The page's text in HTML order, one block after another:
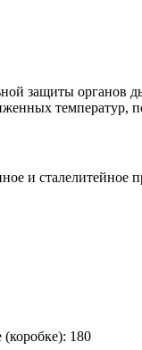
защиты
температур,
и сталелитейное
(коробке): 180